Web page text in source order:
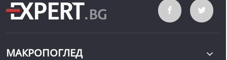
МАКРОПОГЛЕД